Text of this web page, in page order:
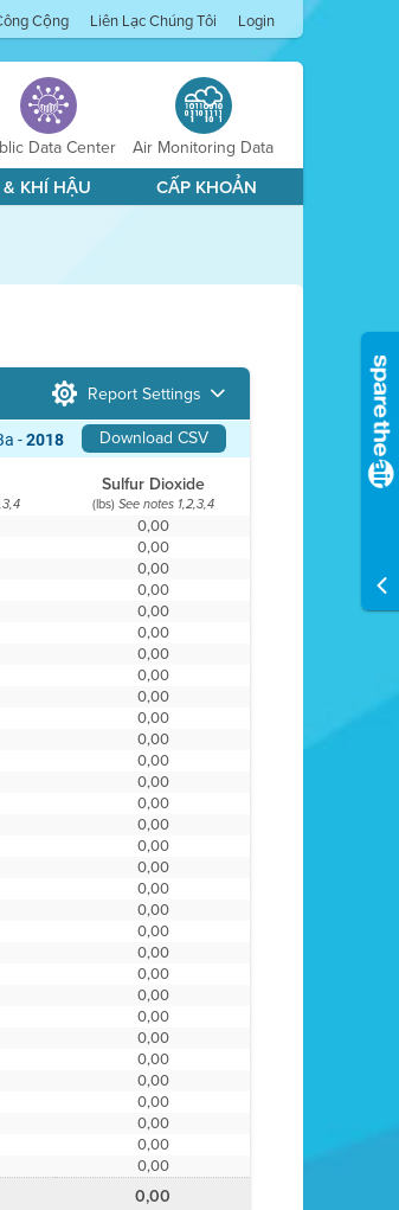
Cộng Liên Lạc Chúng Tôi Login
Data Center Air Monitoring Data
KHÍ HẬU CẤP KHOẢN
Report Settings
Download CSV
-2018
Sulfur Dioxide
(lbs) See notes 1,2,3,4
0,00
0,00
0,00
0,00
0,00
0,00
0,00
0,00
0,00
0,00
0,00
0,00
0,00
0,00
0,00
0,00
0,00
0,00
0,00
0,00
0,00
0,00
0,00
0,00
0,00
0,00
0,00
0,00
0,00
0,00
0,00
0,00